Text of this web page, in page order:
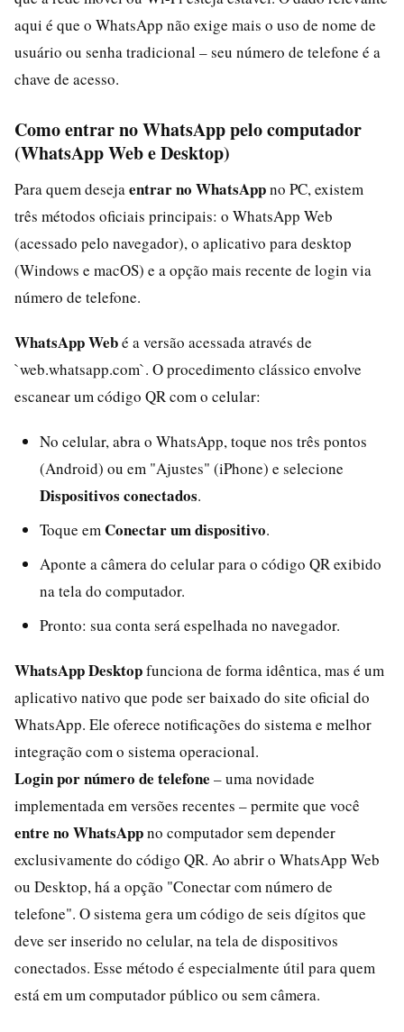
aqui é que o WhatsApp não exige mais o uso de nome de
usuário ou senha tradicional – seu número de telefone é a
chave de acesso.
Como entrar no WhatsApp pelo computador
(WhatsApp Web e Desktop)
Para quem deseja entrar no WhatsAppno PC, existem
três métodos oficiais principais: o WhatsApp Web
(acessado pelo navegador), o aplicativo para desktop
(Windows e macOS) e a opção mais recente de login via
número de telefone.
WhatsApp Webé a versão acessada através de
`web.whatsapp.com`. O procedimento clássico envolve
escanear um código QR com o celular:
No celular, abra o WhatsApp, toque nos três pontos
(Android) ou em "Ajustes" (iPhone) e selecione
Dispositivos conectados.
Toque em Conectar um dispositivo.
Aponte a câmera do celular para o código QR exibido
na tela do computador.
Pronto: sua conta será espelhada no navegador.
WhatsApp Desktopfunciona de forma idêntica, mas é um
aplicativo nativo que pode ser baixado do site oficial do
WhatsApp. Ele oferece notificações do sistema e melhor
integração com o sistema operacional.
Login por número de telefone – uma novidade
implementada em versões recentes – permite que você
entre no WhatsAppno computador sem depender
exclusivamente do código QR. Ao abrir o WhatsApp Web
ou Desktop, há a opção "Conectar com número de
telefone". O sistema gera um código de seis dígitos que
deve ser inserido no celular, na tela de dispositivos
conectados. Esse método é especialmente útil para quem
está em um computador público ou sem câmera.